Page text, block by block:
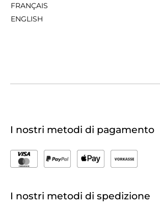
FRANÇAIS
ENGLISH
I nostri metodi di pagamento
I nostri metodi di spedizione